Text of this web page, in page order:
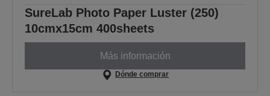
SureLab Photo Paper Luster (250)
10cmx15cm 400sheets
Más información
Dónde comprar